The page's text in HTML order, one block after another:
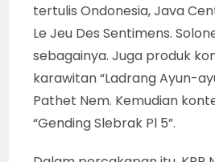
tertulis Ondonesia, Java
Le Jeu Des Sentimens.
sebagainya. Juga produk
karawitan “Ladrang Ayun-
Pathet Nem. Kemudian
“Gending Slebrak Pl 5”.